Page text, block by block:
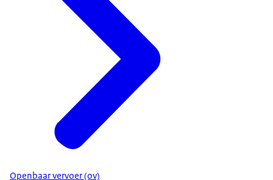
Openbaar vervoer (ov)